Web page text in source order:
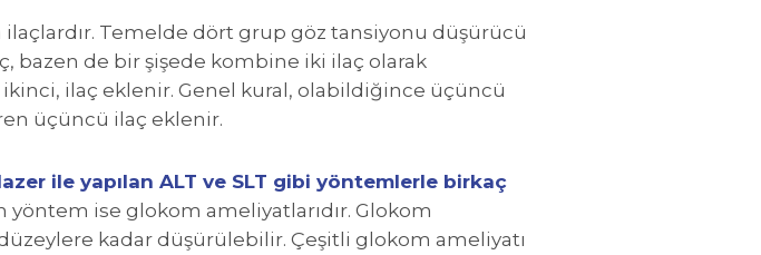
Temelde dört grup göz tansiyonu düşürücü
bazen de bir şişede kombine iki ilaç olarak
ilaç eklenir. Genel kural, olabildiğince üçüncü
üçüncü ilaç eklenir.
ile yapılan ALT ve SLT gibi yöntemlerle birkaç
ise glokom ameliyatlarıdır. Glokom
kadar düşürülebilir. Çeşitli glokom ameliyatı